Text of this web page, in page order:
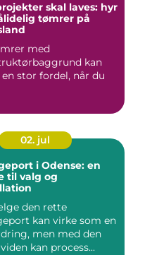
skal laves: hyr
tømrer på
med
kan
stor fordel, når du
02. jul
i Odense: en
til valg og
den rette
kan virke som en
men med den
kan process...